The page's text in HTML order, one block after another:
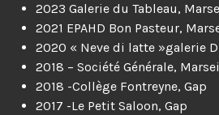
2023 Galerie du Tableau,
2021 EPAHD Bon Pasteur,
2020 « Neve di latte »galerie
2018 – Société Générale,
2018 -Collège Fontreyne, Gap
2017 -Le Petit Saloon, Gap